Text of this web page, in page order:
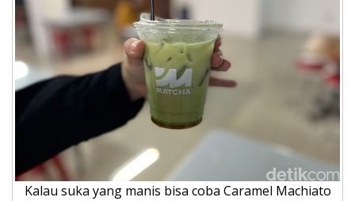
Kalau suka yang manis bisa coba Caramel Machiato